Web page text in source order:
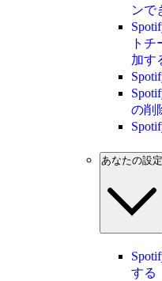
ンで
ト
加す
の削
あなたの設定
する